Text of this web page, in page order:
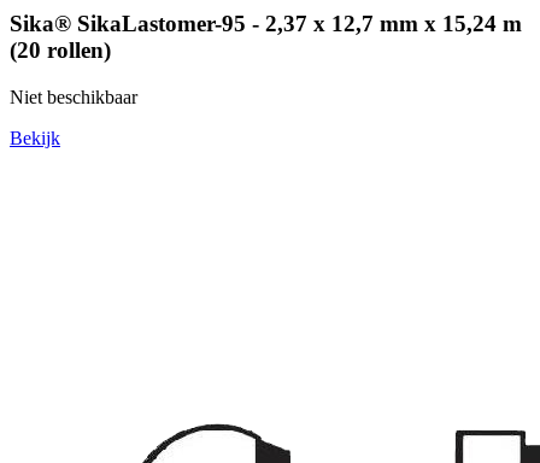
Sika® SikaLastomer-95 - 2,37 x 12,7 mm x 15,24 m
(20 rollen)
Niet beschikbaar
Bekijk